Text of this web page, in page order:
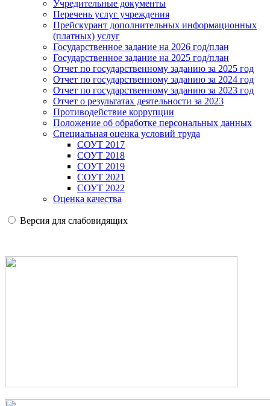
Учредительные документы
Перечень услуг учреждения
Прейскурант дополнительных информационных
(платных) услуг
Государственное задание на 2026 год/план
Государственное задание на 2025 год/план
Отчет по государственному заданию за 2025 год
Отчет по государственному заданию за 2024 год
Отчет по государственному заданию за 2023 год
Отчет о результатах деятельности за 2023
Противодействие коррупции
Положение об обработке персональных данных
Специальная оценка условий труда
СОУТ 2017
СОУТ 2018
СОУТ 2019
СОУТ 2021
СОУТ 2022
Оценка качества
Версия для слабовидящих